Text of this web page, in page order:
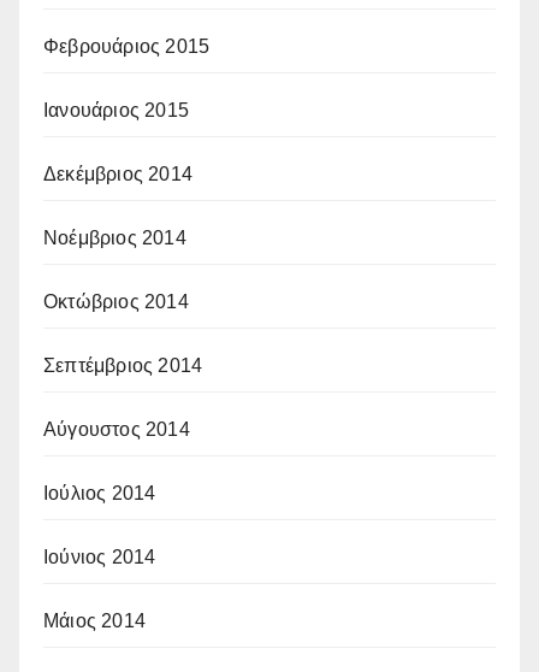
Φεβρουάριος 2015
Ιανουάριος 2015
Δεκέμβριος 2014
Νοέμβριος 2014
Οκτώβριος 2014
Σεπτέμβριος 2014
Αύγουστος 2014
Ιούλιος 2014
Ιούνιος 2014
Μάιος 2014